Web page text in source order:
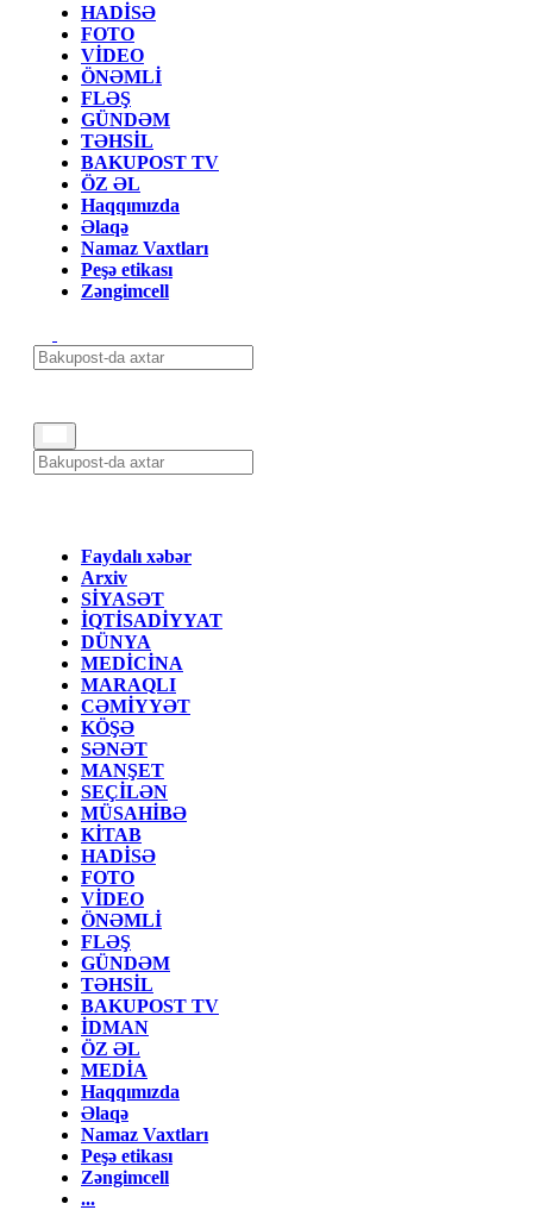
HADİSƏ
FOTO
VİDEO
ÖNƏMLİ
FLƏŞ
GÜNDƏM
TƏHSİL
BAKUPOST TV
ÖZ ƏL
Haqqımızda
Əlaqə
Namaz Vaxtları
Peşə etikası
Zəngimcell
Faydalı xəbər
Arxiv
SİYASƏT
İQTİSADİYYAT
DÜNYA
MEDİCİNA
MARAQLI
CƏMİYYƏT
KÖŞƏ
SƏNƏT
MANŞET
SEÇİLƏN
MÜSAHİBƏ
KİTAB
HADİSƏ
FOTO
VİDEO
ÖNƏMLİ
FLƏŞ
GÜNDƏM
TƏHSİL
BAKUPOST TV
İDMAN
ÖZ ƏL
MEDİA
Haqqımızda
Əlaqə
Namaz Vaxtları
Peşə etikası
Zəngimcell
...